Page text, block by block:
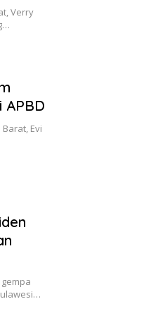
Verry
APBD
Evi